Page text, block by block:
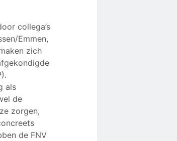
collega’s
Emmen,
zich
als
de
zorgen,
de FNV